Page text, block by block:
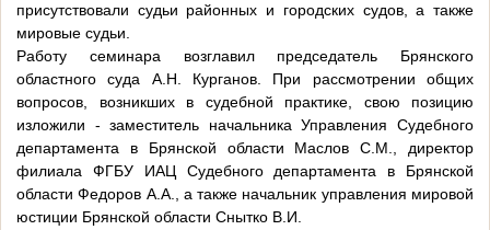
присутствовали судьи районных и городских судов, а также
мировые судьи.
Работу семинара возглавил председатель Брянского
областного суда А.Н. Курганов. При рассмотрении общих
вопросов, возникших в судебной практике, свою позицию
изложили - заместитель начальника Управления Судебного
департамента в Брянской области Маслов С.М., директор
филиала ФГБУ ИАЦ Судебного департамента в Брянской
области Федоров А.А., а также начальник управления мировой
юстиции Брянской области Снытко В.И.